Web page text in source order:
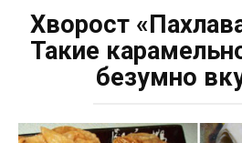
Хворост
Такие
безумно